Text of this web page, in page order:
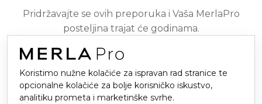
Pridržavajte se ovih preporuka i Vaša MerlaPro
posteljina trajat će godinama.
Prije pranja okrenite na naličje
Koristimo nužne kolačiće za ispravan rad stranice te
opcionalne kolačiće za bolje korisničko iskustvo,
analitiku prometa i marketinške svrhe.